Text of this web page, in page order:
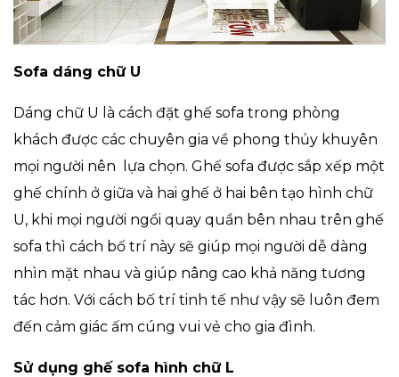
Sofa dáng chữ U
Dáng chữ U là cách đặt ghế sofa trong phòng
khách được các chuyên gia về phong thủy khuyên
mọi người nên lựa chọn. Ghế sofa được sắp xếp một
ghế chính ở giữa và hai ghế ở hai bên tạo hình chữ
U, khi mọi người ngồi quay quần bên nhau trên ghế
sofa thì cách bố trí này sẽ giúp mọi người dễ dàng
nhìn mặt nhau và giúp nâng cao khả năng tương
tác hơn. Với cách bố trí tinh tế như vậy sẽ luôn đem
đến cảm giác ấm cúng vui vẻ cho gia đình.
Sử dụng ghế sofa hình chữ L